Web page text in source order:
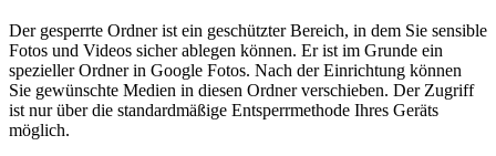
Der gesperrte Ordner ist ein geschützter Bereich, in dem Sie sensible
Fotos und Videos sicher ablegen können. Er ist im Grunde ein
spezieller Ordner in Google Fotos. Nach der Einrichtung können
Sie gewünschte Medien in diesen Ordner verschieben. Der Zugriff
ist nur über die standardmäßige Entsperrmethode Ihres Geräts
möglich.